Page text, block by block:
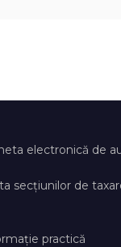
electronică de
secțiunilor de
practică